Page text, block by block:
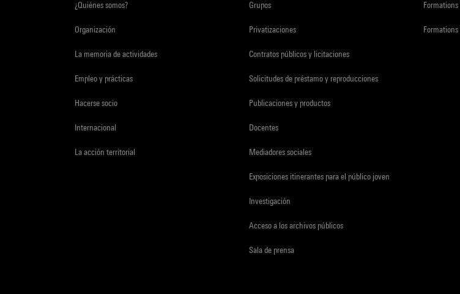
¿Quiénes somos?
Organización
La memoria de actividades
Empleo y prácticas
Hacerse socio
Internacional
La acción territorial
Grupos
Privatizaciones
Contratos públicos y licitaciones
Solicitudes de préstamo y reproducciones
Publicaciones y productos
Docentes
Mediadores sociales
Exposiciones itinerantes para el público joven
Investigación
Acceso a los archivos públicos
Sala de prensa